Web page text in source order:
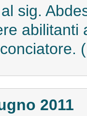
sig.
abilitanti
2011